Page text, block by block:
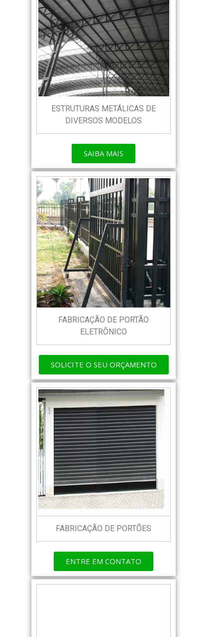
ESTRUTURAS METÁLICAS DE
DIVERSOS MODELOS
SAIBA MAIS
FABRICAÇÃO DE PORTÃO
ELETRÔNICO
SOLICITE O SEU ORÇAMENTO
FABRICAÇÃO DE PORTÕES
ENTRE EM CONTATO